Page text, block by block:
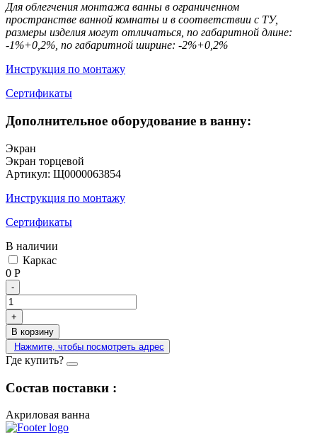
Для облегчения монтажа ванны в ограниченном
пространстве ванной комнаты и в соответствии с ТУ,
размеры изделия могут отличаться, по габаритной длине:
-1%+0,2%, по габаритной ширине: -2%+0,2%
Инструкция по монтажу
Сертификаты
Дополнительное оборудование в ванну:
Экран
Экран торцевой
Артикул: Щ0000063854
Инструкция по монтажу
Сертификаты
В наличии
Каркас
0 Р
-
+
В корзину
Нажмите, чтобы посмотреть адрес
Где купить?
Состав поставки :
Акриловая ванна